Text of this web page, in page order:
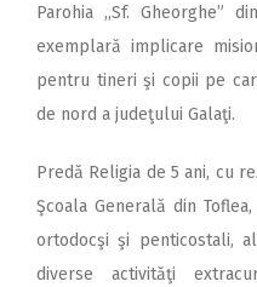
Parohia ,,Sf. Gheorghe”
exemplară implicare
pentru tineri şi copii pe
de nord a judeţului Galaţi.
Predă Religia de 5 ani, cu
Şcoala Generală din
ortodocşi şi penticostali,
diverse activităţi